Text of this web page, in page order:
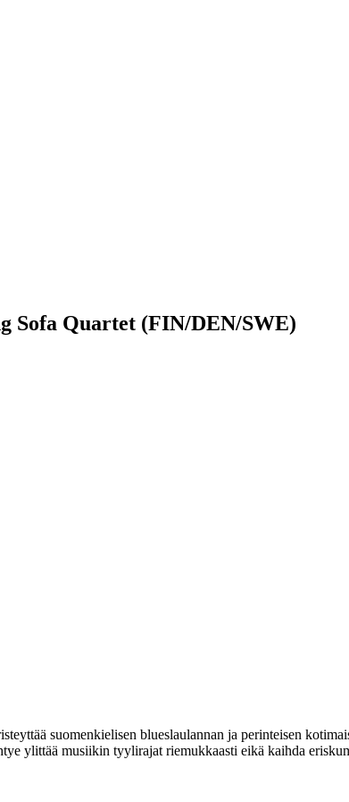
Sofa Quartet (FIN/DEN/SWE)
suomenkielisen blueslaulannan ja perinteisen
ylittää musiikin tyylirajat riemukkaasti eikä kaihda